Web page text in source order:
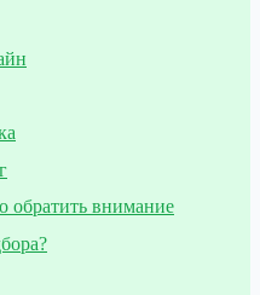
обратить внимание